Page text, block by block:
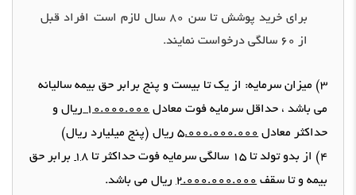
برای خرید پوشش تا سن 80 سال لازم است افراد قبل
از 60 سالگی درخواستنمایند.
3) میزان سرمایه: از یک تا بیست و پنج برابر حق بیمه سالیانه
می باشد ، حداقل سرمایه فوت معادل 10.000.000 ریال و
حداکثر معادل 5.000.000.000 ریال (پنج میلیارد ریال)
4)
از بدو تولد تا 15 سالگی سرمایه فوت حداکثر تا 18 برابر حق
بیمه و تا سقف 2.000.000.000 ریال می باشد.